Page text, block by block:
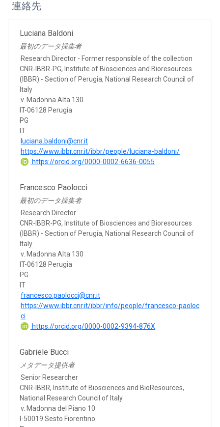
連絡先
Luciana Baldoni
最初のデータ採集者
Research Director - Former responsible of the collection
CNR-IBBR-PG, Institute of Biosciences and Bioresources
(IBBR) - Section of Perugia, National Research Council of
Italy
v. Madonna Alta 130
IT-06128 Perugia
PG
IT
luciana.baldoni@cnr.it
https://www.ibbr.cnr.it/ibbr/people/luciana-baldoni/
https://orcid.org/0000-0002-6636-0055
Francesco Paolocci
最初のデータ採集者
Research Director
CNR-IBBR-PG, Institute of Biosciences and Bioresources
(IBBR) - Section of Perugia, National Research Council of
Italy
v. Madonna Alta 130
IT-06128 Perugia
PG
IT
francesco.paolocci@cnr.it
https://www.ibbr.cnr.it/ibbr/info/people/francesco-paoloc
ci
https://orcid.org/0000-0002-9394-876X
Gabriele Bucci
メタデータ提供者
Senior Researcher
CNR-IBBR, Institute of Biosciences and BioResources,
National Research Council of Italy
v. Madonna del Piano 10
I-50019 Sesto Fiorentino